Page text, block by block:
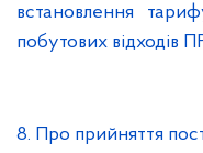
встановлення
побутових відходів
8. Про прийняття